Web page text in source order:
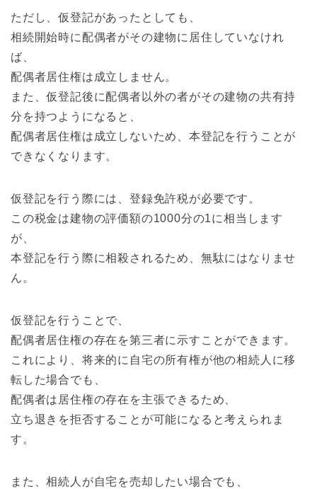
ただし、仮登記があったとしても、
相続開始時に配偶者がその建物に居住していなけれ
ば、
配偶者居住権は成立しません。
また、仮登記後に配偶者以外の者がその建物の共有持
分を持つようになると、
配偶者居住権は成立しないため、本登記を行うことが
できなくなります。
仮登記を行う際には、登録免許税が必要です。
この税金は建物の評価額の1000分の1に相当します
が、
本登記を行う際に相殺されるため、無駄にはなりませ
ん。
仮登記を行うことで、
配偶者居住権の存在を第三者に示すことができます。
これにより、将来的に自宅の所有権が他の相続人に移
転した場合でも、
配偶者は居住権の存在を主張できるため、
立ち退きを拒否することが可能になると考えられま
す。
また、相続人が自宅を売却したい場合でも、